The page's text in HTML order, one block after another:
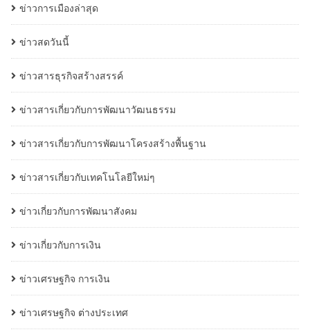
ข่าวการเมืองล่าสุด
ข่าวสดวันนี้
ข่าวสารธุรกิจสร้างสรรค์
ข่าวสารเกี่ยวกับการพัฒนาวัฒนธรรม
ข่าวสารเกี่ยวกับการพัฒนาโครงสร้างพื้นฐาน
ข่าวสารเกี่ยวกับเทคโนโลยีใหม่ๆ
ข่าวเกี่ยวกับการพัฒนาสังคม
ข่าวเกี่ยวกับการเงิน
ข่าวเศรษฐกิจ การเงิน
ข่าวเศรษฐกิจ ต่างประเทศ